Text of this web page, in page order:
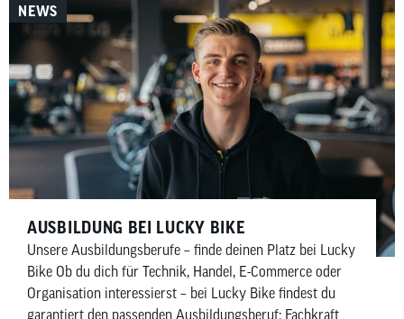
NEWS
AUSBILDUNG BEI LUCKY BIKE
Unsere Ausbildungsberufe – finde deinen Platz bei Lucky
Bike Ob du dich für Technik, Handel, E-Commerce oder
Organisation interessierst – bei Lucky Bike findest du
garantiert den passenden Ausbildungsberuf: Fachkraft